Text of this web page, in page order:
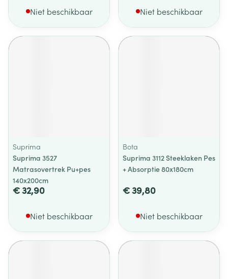
Niet beschikbaar Niet beschikbaar
Suprima
Suprima 3527
Matrasovertrek Pu+pes
140x200cm
€ 32,90
Niet beschikbaar
Bota
Suprima 3112 Steeklaken Pes
+ Absorptie 80x180cm
€ 39,80
Niet beschikbaar